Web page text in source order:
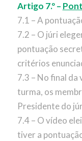
Artigo 7.º –
7.1 – A
7.2 – O júri
pontuação
critérios
7.3 – No final da
turma, os
Presidente do
7.4 – O vídeo
tiver a